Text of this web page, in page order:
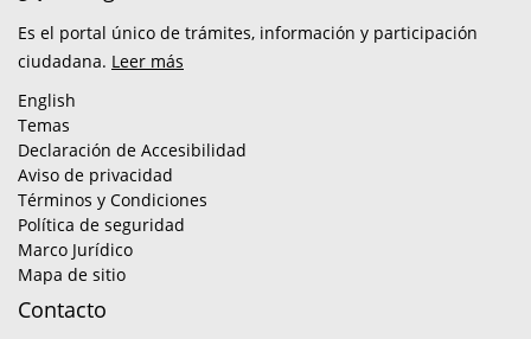
Es el portal único de trámites, información y participación
ciudadana. Leer más
English
Temas
Declaración de Accesibilidad
Aviso de privacidad
Términos y Condiciones
Política de seguridad
Marco Jurídico
Mapa de sitio
Contacto